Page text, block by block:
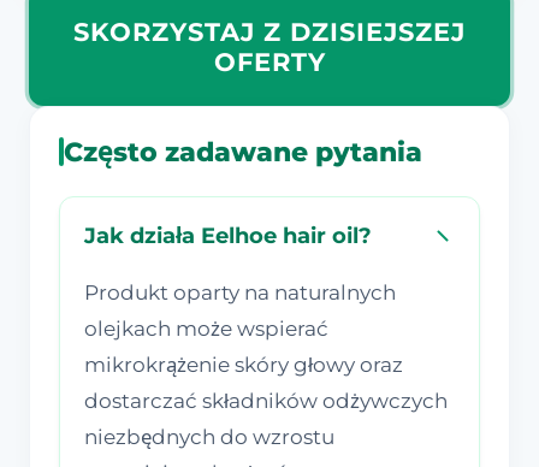
SKORZYSTAJ Z DZISIEJSZEJ
OFERTY
Często zadawane pytania
Jak działa Eelhoe hair oil?
Produkt oparty na naturalnych
olejkach może wspierać
mikrokrążenie skóry głowy oraz
dostarczać składników odżywczych
niezbędnych do wzrostu